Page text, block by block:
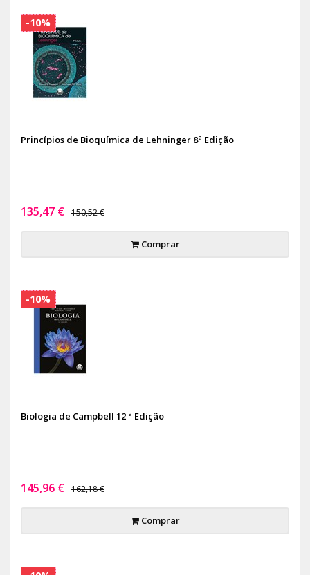
Princípios de Bioquímica de Lehninger 8ª Edição
135,47 € 150,52 €
Comprar
-10%
Biologia de Campbell 12 ª Edição
145,96 € 162,18 €
Comprar
-10%